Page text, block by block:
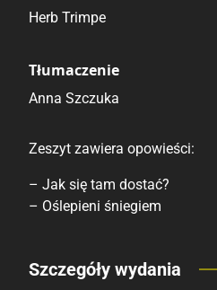
Herb Trimpe
Tłumaczenie
Anna Szczuka
Zeszyt zawiera opowieści:
– Jak się tam dostać?
– Oślepieni śniegiem
Porównaj ceny
Szczegóły wydania